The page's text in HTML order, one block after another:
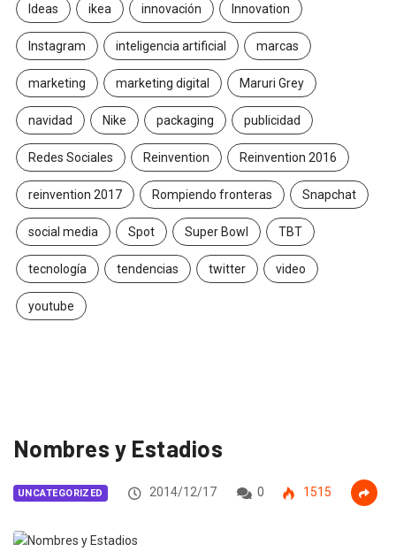
Ideas ikea innovación Innovation
Instagram inteligencia artificial marcas
marketing marketing digital Maruri Grey
navidad Nike packaging publicidad
Redes Sociales Reinvention Reinvention 2016
reinvention 2017 Rompiendo fronteras Snapchat
social media Spot Super Bowl TBT
tecnología tendencias twitter video
youtube
Nombres y Estadios
UNCATEGORIZED 2014/12/17 0 1515